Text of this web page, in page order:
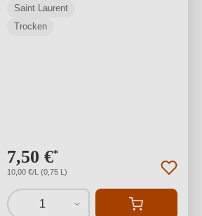
Saint Laurent
Trocken
7,50 €*
10,00 €/L (0,75 L)
1